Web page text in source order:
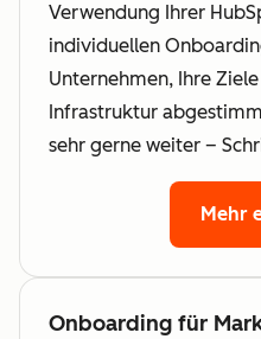
Verwendung Ihrer
individuellen
Unternehmen, Ihre
Infrastruktur
sehr gerne weiter –
Mehr
Onboarding für